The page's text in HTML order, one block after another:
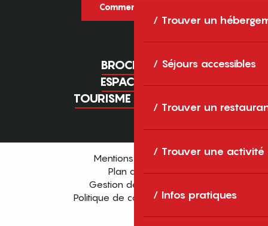
Trouver un
Séjours accessibles
Trouver un
Trouver une activité
Infos pratiques
Comment venir ?
BROCHURES
ESPACE PRO
TOURISME D'AFFAIRES
Mentions légales
Plan du site
Gestion des cookies
Politique de confidentialité